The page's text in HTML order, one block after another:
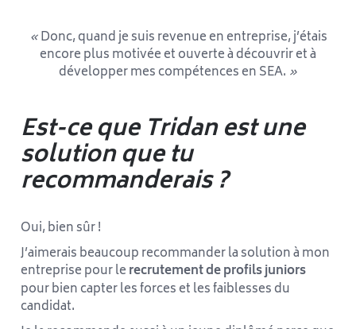
«Donc, quand je suis revenue en entreprise, j’étais
encore plus motivée et ouverte à découvrir et à
développer mes compétences en SEA. »
Est-ce que Tridan est une
solution que tu
recommanderais ?
Oui, bien sûr !
J’aimerais beaucoup recommander la solution à mon
entreprise pour lerecrutement de profils juniors
pour bien capter les forces et les faiblesses du
candidat.